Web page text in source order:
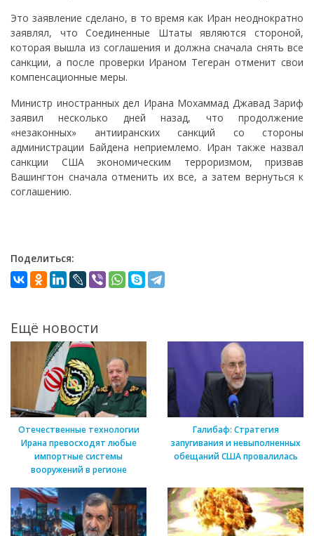
Это заявление сделано, в то время как Иран неоднократно
заявлял, что Соединенные Штаты являются стороной,
которая вышла из соглашения и должна сначала снять все
санкции, а после проверки Ираном Тегеран отменит свои
компенсационные меры.
Министр иностранных дел Ирана Мохаммад Джавад Зариф
заявил несколько дней назад, что продолжение
«незаконных» антииранских санкций со стороны
администрации Байдена неприемлемо. Иран также назвал
санкции США экономическим терроризмом, призвав
Вашингтон сначала отменить их все, а затем вернуться к
соглашению.
Поделиться:
Ещё новости
Отечественные технологии
Ирана превосходят любые
импортные системы
вооружений в регионе
Галибаф: Стратегия
запугивания и невыполненных
обещаний США провалилась